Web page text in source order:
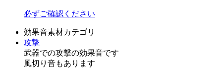
必ずご確認ください
効果音素材カテゴリ
攻撃
武器での攻撃の効果音です
風切り音もあります